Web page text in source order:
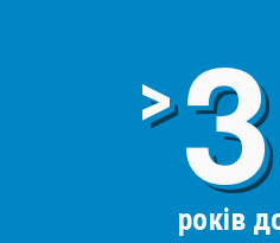
>
років